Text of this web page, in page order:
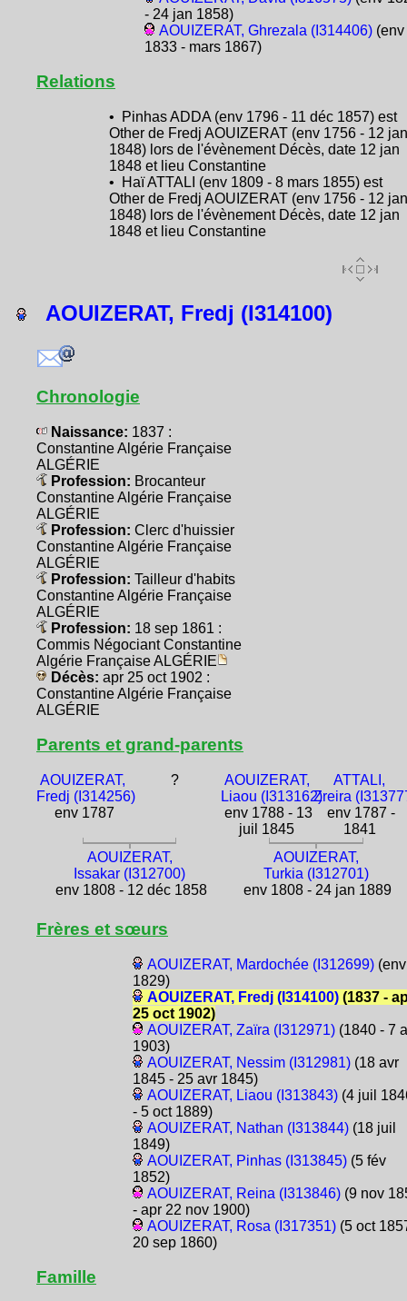
- 24 jan 1858)
AOUIZERAT, Ghrezala (I314406)(env
1833 - mars 1867)
Relations
• Pinhas ADDA (env 1796 - 11 déc 1857) est
Other de Fredj AOUIZERAT (env 1756 - 12 jan
1848) lors de l'évènement Décès, date 12 jan
1848 et lieu Constantine
• Haï ATTALI (env 1809 - 8 mars 1855) est
Other de Fredj AOUIZERAT (env 1756 - 12 jan
1848) lors de l'évènement Décès, date 12 jan
1848 et lieu Constantine
AOUIZERAT, Fredj (I314100)
Chronologie
Naissance: 1837 :
Constantine Algérie Française
ALGÉRIE
Profession: Brocanteur
Constantine Algérie Française
ALGÉRIE
Profession: Clerc d'huissier
Constantine Algérie Française
ALGÉRIE
Profession: Tailleur d'habits
Constantine Algérie Française
ALGÉRIE
Profession: 18 sep 1861 :
Commis Négociant Constantine
Algérie Française ALGÉRIE
Décès: apr 25 oct 1902 :
Constantine Algérie Française
ALGÉRIE
Parents et grand-parents
AOUIZERAT,
Fredj (I314256)
env 1787
?
AOUIZERAT,
Liaou (I313162)
env 1788 - 13
juil 1845
ATTALI,
Zreira
env 1787 -
1841
AOUIZERAT,
Issakar (I312700)
env 1808 - 12 déc 1858
AOUIZERAT,
Turkia (I312701)
env 1808 - 24 jan 1889
Frères et sœurs
AOUIZERAT, Mardochée (I312699)(env
1829)
AOUIZERAT, Fredj (I314100)(1837 -
25 oct 1902)
AOUIZERAT, Zaïra (I312971)(1840 - 7
1903)
AOUIZERAT, Nessim (I312981)(18 avr
1845 - 25 avr 1845)
AOUIZERAT, Liaou (I313843)(4 juil
- 5 oct 1889)
AOUIZERAT, Nathan (I313844)(18 juil
1849)
AOUIZERAT, Pinhas (I313845)(5 fév
1852)
AOUIZERAT, Reina (I313846)(9 nov
- apr 22 nov 1900)
AOUIZERAT, Rosa (I317351)(5 oct
20 sep 1860)
Famille